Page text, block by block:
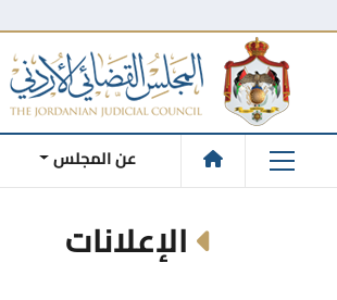
عن المجلس
الإعلانات